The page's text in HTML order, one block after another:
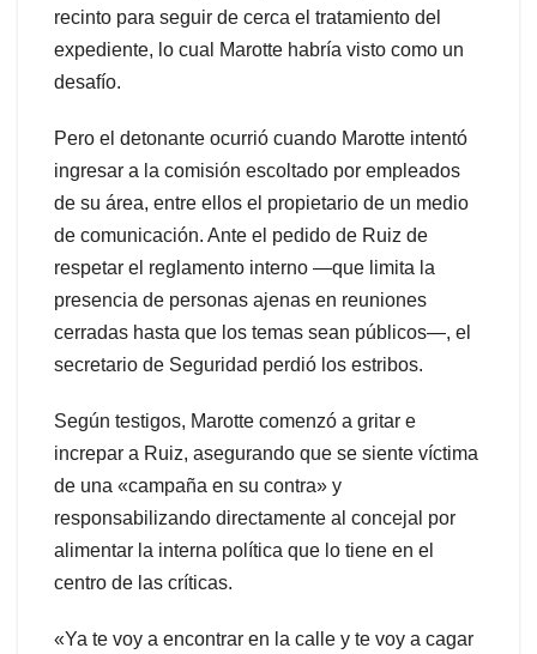
recinto para seguir de cerca el tratamiento del
expediente, lo cual Marotte habría visto como un
desafío.
Pero el detonante ocurrió cuando Marotte intentó
ingresar a la comisión escoltado por empleados
de su área, entre ellos el propietario de un medio
de comunicación. Ante el pedido de Ruiz de
respetar el reglamento interno —que limita la
presencia de personas ajenas en reuniones
cerradas hasta que los temas sean públicos—, el
secretario de Seguridad perdió los estribos.
Según testigos, Marotte comenzó a gritar e
increpar a Ruiz, asegurando que se siente víctima
de una «campaña en su contra» y
responsabilizando directamente al concejal por
alimentar la interna política que lo tiene en el
centro de las críticas.
«Ya te voy a encontrar en la calle y te voy a cagar